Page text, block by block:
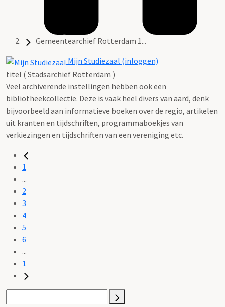
Gemeentearchief Rotterdam 1...
Mijn Studiezaal (inloggen)
titel ( Stadsarchief Rotterdam )
Veel archiverende instellingen hebben ook een
bibliotheekcollectie. Deze is vaak heel divers van aard, denk
bijvoorbeeld aan informatieve boeken over de regio, artikelen
uit kranten en tijdschriften, programmaboekjes van
verkiezingen en tijdschriften van een vereniging etc.
1
...
2
3
4
5
6
...
1